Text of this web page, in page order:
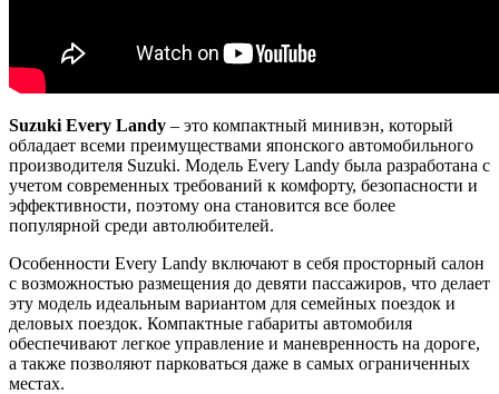
Suzuki Every Landy – это компактный минивэн, который
обладает всеми преимуществами японского автомобильного
производителя Suzuki. Модель Every Landy была разработана с
учетом современных требований к комфорту, безопасности и
эффективности, поэтому она становится все более
популярной среди автолюбителей.
Особенности Every Landy включают в себя просторный салон
с возможностью размещения до девяти пассажиров, что делает
эту модель идеальным вариантом для семейных поездок и
деловых поездок. Компактные габариты автомобиля
обеспечивают легкое управление и маневренность на дороге,
а также позволяют парковаться даже в самых ограниченных
местах.